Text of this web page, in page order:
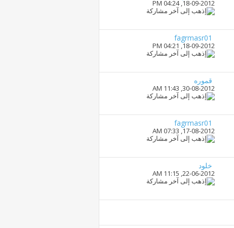
18-09-2012,
04:24 PM
fagrmasr01
18-09-2012,
04:21 PM
قموره
30-08-2012,
11:43 AM
fagrmasr01
17-08-2012,
07:33 AM
خلود
22-06-2012,
11:15 AM